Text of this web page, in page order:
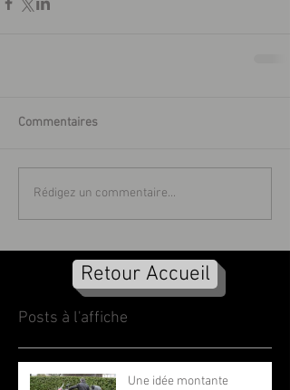
Commentaires
Rédigez un commentaire...
Retour Accueil
Posts à l'affiche
Une idée montante